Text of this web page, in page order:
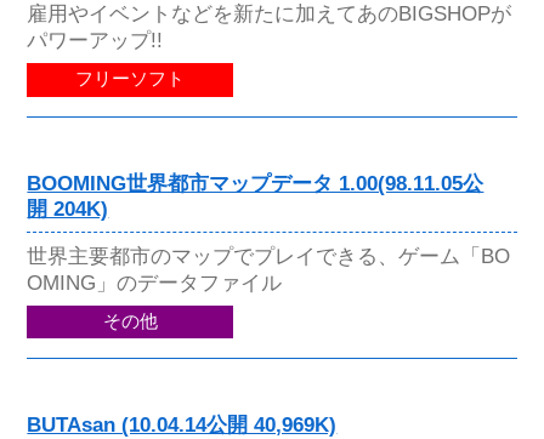
雇用やイベントなどを新たに加えてあのBIGSHOPが
パワーアップ!!
フリーソフト
BOOMING世界都市マップデータ 1.00(98.11.05公
開 204K)
世界主要都市のマップでプレイできる、ゲーム「BO
OMING」のデータファイル
その他
BUTAsan (10.04.14公開 40,969K)